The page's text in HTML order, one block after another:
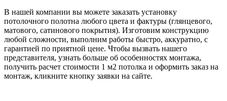
В нашей компании вы можете заказать установку
потолочного полотна любого цвета и фактуры (глянцевого,
матового, сатинового покрытия). Изготовим конструкцию
любой сложности, выполним работы быстро, аккуратно, с
гарантией по приятной цене. Чтобы вызвать нашего
представителя, узнать больше об особенностях монтажа,
получить расчет стоимости 1 м2 потолка и оформить заказ на
монтаж, кликните кнопку заявки на сайте.